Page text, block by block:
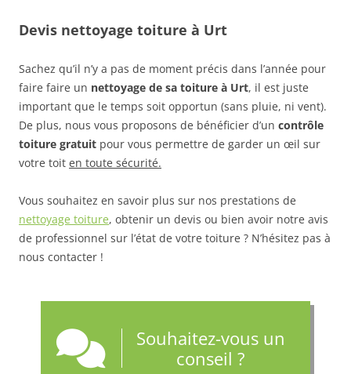
Devis nettoyage toiture à Urt
Sachez qu’il n’y a pas de moment précis dans l’année pour
faire faire un nettoyage de sa toiture à Urt, il est juste
important que le temps soit opportun (sans pluie, ni vent).
De plus, nous vous proposons de bénéficier d’un contrôle
toiture gratuit pour vous permettre de garder un œil sur
votre toit en toute sécurité.
Vous souhaitez en savoir plus sur nos prestations de
nettoyage toiture, obtenir un devis ou bien avoir notre avis
de professionnel sur l’état de votre toiture ? N’hésitez pas à
nous contacter !
Souhaitez-vous un
conseil ?